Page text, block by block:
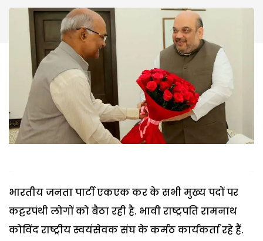
भारतीय जनता पार्टी एकएक कर के सभी मुख्य पदों पर
कट्टरपंथी लोगों को बैठा रही है. भावी राष्ट्रपति रामनाथ
कोविंद राष्ट्रीय स्वयंसेवक संघ के कर्मठ कार्यकर्ता रहे हैं.